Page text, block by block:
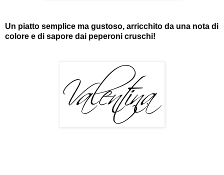
Un piatto semplice ma gustoso, arricchito da una nota di
colore e di sapore dai peperoni cruschi!